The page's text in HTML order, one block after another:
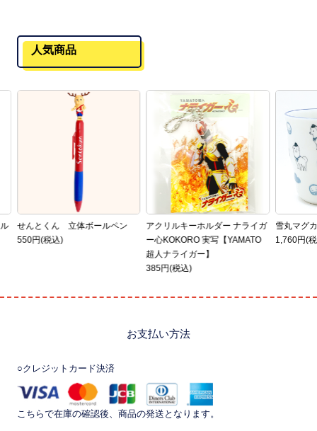
人気商品
せんとくん 立体ボールペン
550円(税込)
アクリルキーホルダー ナライガ
ー心KOKORO 実写【YAMATO
超人ナライガー】
385円(税込)
雪丸マグ
1,760円(
お支払い方法
○クレジットカード決済
こちらで在庫の確認後、商品の発送となります。